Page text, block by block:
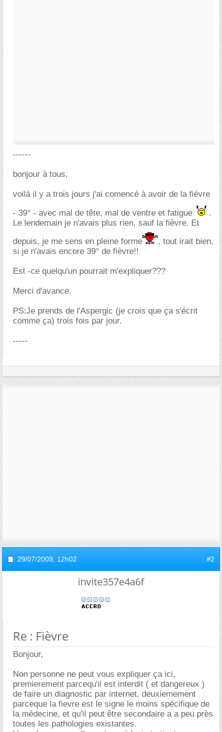
------
bonjour à tous,
voilà il y a trois jours j'ai comencé à avoir de la fièvre
- 39° - avec mal de tête, mal de ventre et fatigue
.
Le lendemain je n'avais plus rien, sauf la fièvre. Et
depuis, je me sens en pleine forme
, tout irait bien,
si je n'avais encore 39° de fièvre!!
Est -ce quelqu'un pourrait m'expliquer???
Merci d'avance.
PS:Je prends de l'Aspergic (je crois que ça s'écrit
comme ça) trois fois par jour.
-----
29/07/2009, 12h02 #2
invite357e4a6f
Re : Fièvre
Bonjour,
Non personne ne peut vous expliquer ça ici,
premierement parcequ'il est interdit ( et dangereux )
de faire un diagnostic par internet, deuxiemement
parceque la fievre est le signe le moins spécifique de
la médecine, et qu'il peut être secondaire a a peu près
toutes les pathologies existantes.